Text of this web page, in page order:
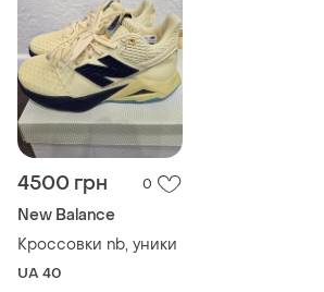
4500 грн 0
New Balance
Кроссовки nb, уники
UA 40